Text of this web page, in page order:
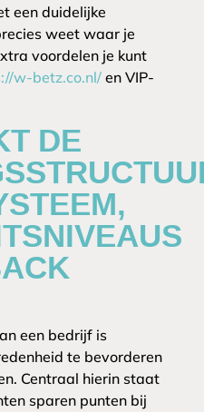
een duidelijke
weet waar je
voordelen je kunt
w-betz.co.nl/en VIP-
DE
een bedrijf is
te bevorderen
Centraal hierin staat
sparen punten bij